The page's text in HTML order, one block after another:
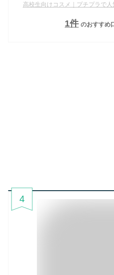
高校生向けコスメ｜プチプラで人
1件 のおすすめ
4